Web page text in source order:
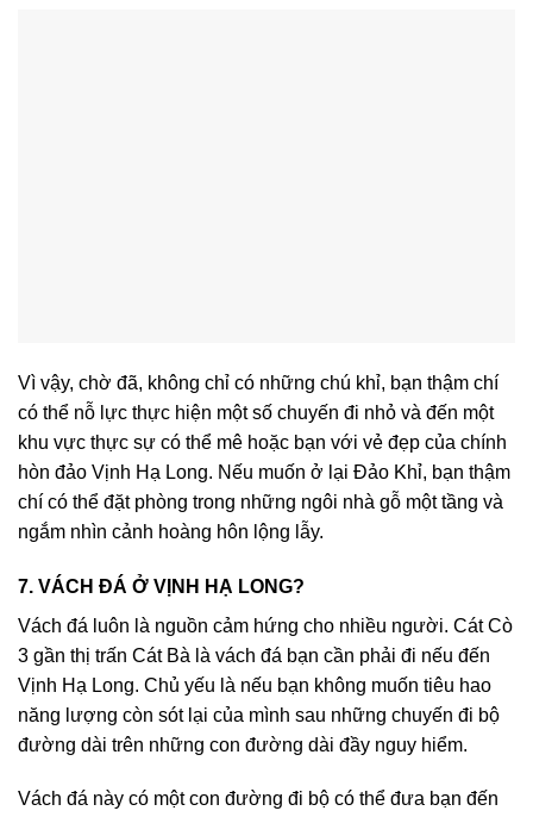
Vì vậy, chờ đã, không chỉ có những chú khỉ, bạn thậm chí
có thể nỗ lực thực hiện một số chuyến đi nhỏ và đến một
khu vực thực sự có thể mê hoặc bạn với vẻ đẹp của chính
hòn đảo Vịnh Hạ Long. Nếu muốn ở lại Đảo Khỉ, bạn thậm
chí có thể đặt phòng trong những ngôi nhà gỗ một tầng và
ngắm nhìn cảnh hoàng hôn lộng lẫy.
7. VÁCH ĐÁ Ở VỊNH HẠ LONG?
Vách đá luôn là nguồn cảm hứng cho nhiều người. Cát Cò
3 gần thị trấn Cát Bà là vách đá bạn cần phải đi nếu đến
Vịnh Hạ Long. Chủ yếu là nếu bạn không muốn tiêu hao
năng lượng còn sót lại của mình sau những chuyến đi bộ
đường dài trên những con đường dài đầy nguy hiểm.
Vách đá này có một con đường đi bộ có thể đưa bạn đến